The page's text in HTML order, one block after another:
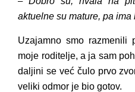
aktuelne su mature, pa
Uzajamno smo razmenili
moje roditelje, a ja sam
daljini se već čulo prvo
veliki odmor je bio gotov.